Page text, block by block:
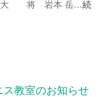
大 将 岩本 岳…続
教室のお知らせ